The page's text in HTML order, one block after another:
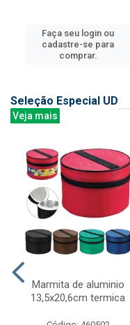
Faça seu login ou
cadastre-se para
comprar.
Seleção Especial UD
Veja mais
Marmita de aluminio
13,5x20,6cm termica